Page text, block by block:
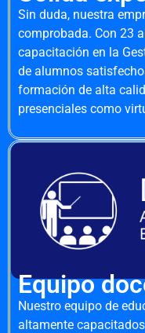
Sin duda, nuestra
comprobada. Con 23
capacitación en la
de alumnos
formación de alta
presenciales como
Equipo
Nuestro equipo de
altamente